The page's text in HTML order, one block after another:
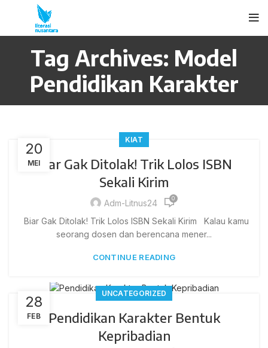
Tag Archives: Model
Pendidikan Karakter
20
MEI
KIAT
Biar Gak Ditolak! Trik Lolos ISBN
Sekali Kirim
Adm-Litnus24 0
Biar Gak Ditolak! Trik Lolos ISBN Sekali Kirim Kalau kamu
seorang dosen dan berencana mener...
CONTINUE READING
28
FEB
UNCATEGORIZED
Pendidikan Karakter Bentuk
Kepribadian